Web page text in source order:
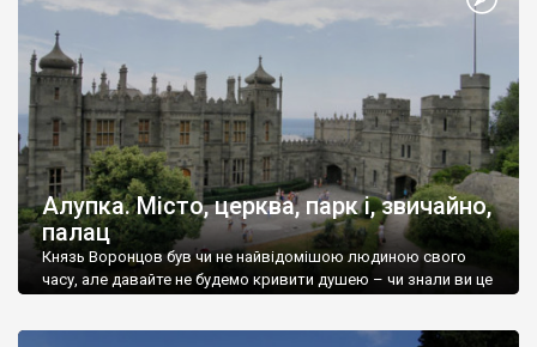
Алупка. Місто, церква, парк і, звичайно,
палац
Князь Воронцов був чи не найвідомішою людиною свого
часу, але давайте не будемо кривити душею – чи знали ви це